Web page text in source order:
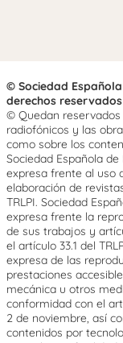
© Sociedad
derechos reservados
© Quedan
radiofónicos y las
como sobre los
Sociedad Española
expresa frente al uso
elaboración de
TRLPI. Sociedad
expresa frente la
de sus trabajos y
el artículo 33.1 del
expresa de las
prestaciones
mecánica u otros
conformidad con el
2 de noviembre, así
contenidos por